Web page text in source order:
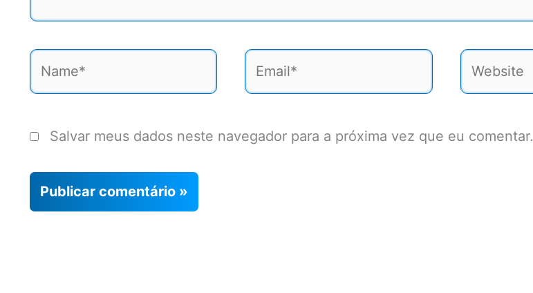
Name* Email* Website
Salvar meus dados neste navegador para a próxima vez que eu comentar.